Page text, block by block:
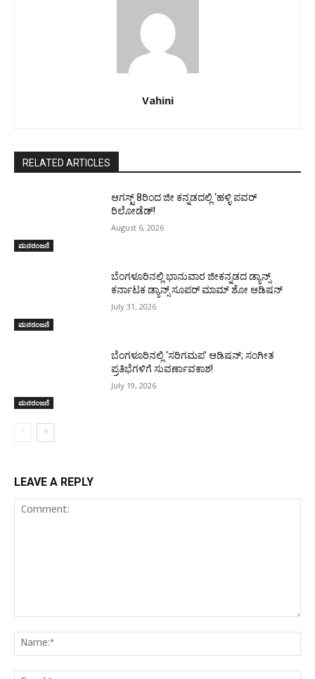
Vahini
RELATED ARTICLES
ಮನರಂಜನೆ
ಆಗಸ್ಟ್ 8ರಿಂದ ಜೀ ಕನ್ನಡದಲ್ಲಿ ‘ಹಳ್ಳಿ ಪವರ್
ರಿಲೋಡೆಡ್!
August 6, 2026
ಮನರಂಜನೆ
ಬೆಂಗಳೂರಿನಲ್ಲಿ ಭಾನುವಾರ ಜೀಕನ್ನಡದ ಡ್ಯಾನ್ಸ್
ಕರ್ನಾಟಕ ಡ್ಯಾನ್ಸ್ ಸೂಪರ್ ಮಾಮ್ ಶೋ ಆಡಿಷನ್
July 31, 2026
ಮನರಂಜನೆ
ಬೆಂಗಳೂರಿನಲ್ಲಿ ‘ಸರಿಗಮಪ’ ಆಡಿಷನ್; ಸಂಗೀತ
ಪ್ರತಿಭೆಗಳಿಗೆ ಸುವರ್ಣಾವಕಾಶ!
July 19, 2026
LEAVE A REPLY